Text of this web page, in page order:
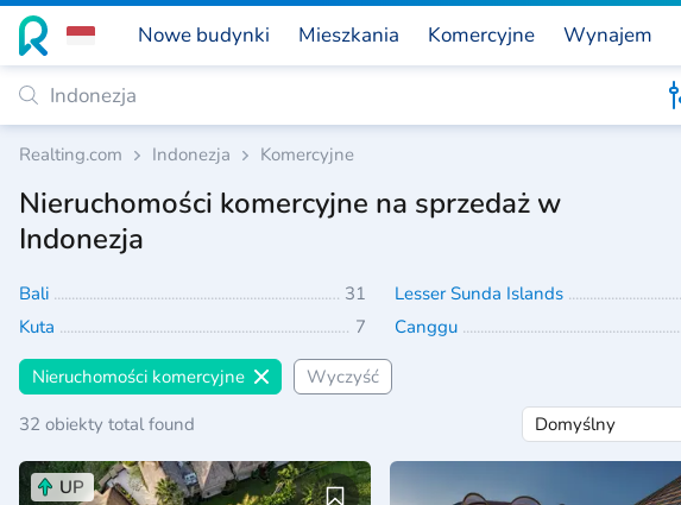
Nowe budynki Mieszkania Komercyjne Wynajem
Realting.com Indonezja Komercyjne
Nieruchomości komercyjne na sprzedaż w
Indonezja
Bali 31 Lesser Sunda Islands
Kuta
7 Canggu
Nieruchomości komercyjne
Wyczyść
32 obiekty total found
UP